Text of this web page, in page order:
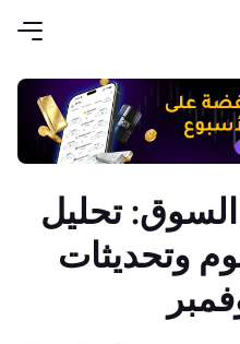
تحليل
وتحديثات